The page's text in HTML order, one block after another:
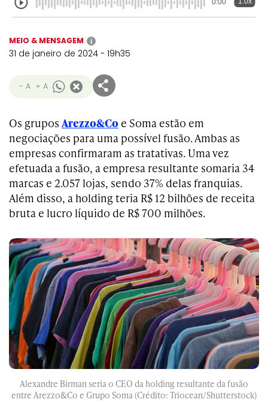
0:00
MEIO & MENSAGEM i
31 de janeiro de 2024 - 19h35
- A + A
Os grupos Arezzo&Co e Soma estão em
negociações para uma possível fusão. Ambas as
empresas confirmaram as tratativas. Uma vez
efetuada a fusão, a empresa resultante somaria 34
marcas e 2.057 lojas, sendo 37% delas franquias.
Além disso, a holding teria R$ 12 bilhões de receita
bruta e lucro líquido de R$ 700 milhões.
Alexandre Birman seria o CEO da holding resultante da fusão
entre Arezzo&Co e Grupo Soma (Crédito: Triocean/Shutterstock)